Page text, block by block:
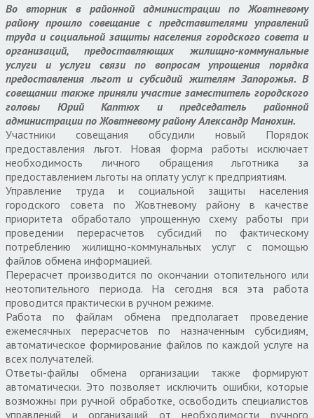
Во вторник в районной администрации по Жовтневому
району прошло совещание с представителями управлений
труда и социальной защиты населения городского совета и
организаций, предоставляющих жилищно-коммунальные
услуги и услуги связи по вопросам упрощения порядка
предоставления льгот и субсидий жителям Запорожья. В
совещании также приняли участие заместитель городского
головы Юрий Каптюх и председатель районной
администрации по Жовтневому району Александр Манохин.
Участники совещания обсудили новый Порядок
предоставления льгот. Новая форма работы исключает
необходимость личного обращения льготника за
предоставлением льготы на оплату услуг к предприятиям.
Управление труда и социальной защиты населения
городского совета по Жовтневому району в качестве
приоритета обработало упрощенную схему работы при
проведении перерасчетов субсидий по фактическому
потреблению жилищно-коммунальных услуг с помощью
файлов обмена информацией.
Перерасчет производится по окончании отопительного или
неотопительного периода. На сегодня вся эта работа
проводится практически в ручном режиме.
Работа по файлам обмена предполагает проведение
ежемесячных перерасчетов по назначенным субсидиям,
автоматическое формирование файлов по каждой услуге на
всех получателей.
Ответы-файлы обмена организации также формируют
автоматически. Это позволяет исключить ошибки, которые
возможны при ручной обработке, освободить специалистов
управлений и организаций от необходимости ручного